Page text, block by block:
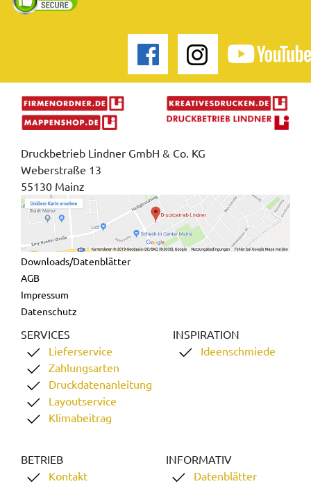
Druckbetrieb Lindner GmbH & Co. KG
Weberstraße 13
55130 Mainz
Downloads/Datenblätter
AGB
Impressum
Datenschutz
SERVICES
Lieferservice
Zahlungsarten
Druckdatenanleitung
Layoutservice
Klimabeitrag
INSPIRATION
Ideenschmiede
BETRIEB
Kontakt
INFORMATIV
Datenblätter